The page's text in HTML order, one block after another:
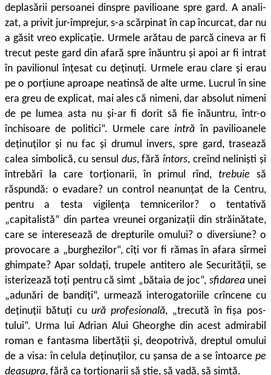
deplasării persoanei dinspre pavilioane spre gard. A anali­
zat, a privit jur-împrejur, s-a scărpinat în cap încurcat, dar nu
a găsit vreo explicație. Urmele arătau de parcă cineva ar fi
trecut peste gard din afară spre înăuntru și apoi ar fi intrat
în pavilio­nul înțesat cu deținuți. Urmele erau clare și erau
pe o porțiune aproape neatinsă de alte urme. Lucrul în sine
era greu de explicat, mai ales că nimeni, dar absolut nimeni
de pe lumea asta nu și-ar fi dorit să fie înăuntru, într-o
închisoare de politici“. Urmele careintră în pavilioanele
deținuților și nu fac și drumul invers, spre gard, trasează
calea simbolică, cu sensul dus, fărăîntors, creînd neliniști și
întrebări la care torționarii, în primul rînd, trebuie să
răspundă: o evadare? un control neanunțat de la Centru,
pentru a testa vigilența temnicerilor? o tentativă
„capitalistă“ din partea vreunei organizații din străinătate,
care se interesează de drepturile omului? o diversiune? o
provocare a „burghezilor“, cîți vor fi rămas în afara sîrmei
ghimpate? Apar soldați, trupele antitero ale Securității, se
isterizează toți pentru că simt „bătaia de joc“, sfidareaunei
„adunări de bandiți“, urmează interogatoriile crîncene cu
deținuții bătuți cuură profesională, „trecută în fișa pos­
tului“. Urma lui Adrian Alui Gheorghe din acest admirabil
roman e fantasma libertății și, deopotrivă, dreptul omului
de a visa: în celula deținuților, cu șansa de a se întoarcepe
deasupra, fără ca torționarii să știe, să vadă, să simtă.